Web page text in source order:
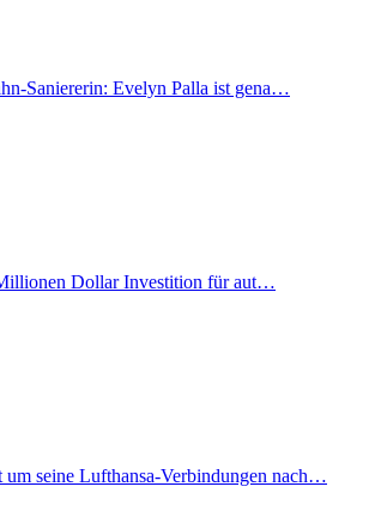
Saniererin: Evelyn Palla ist gena…
Dollar Investition für aut…
um seine Lufthansa-Verbindungen nach…